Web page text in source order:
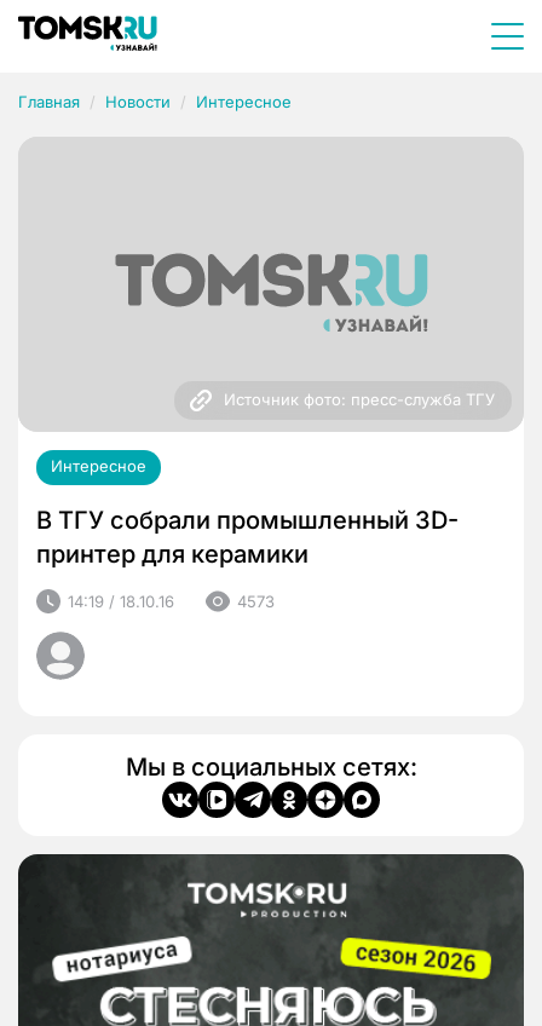
Главная Новости Интересное
Источник фото: пресс-служба ТГУ
Интересное
В ТГУ собрали промышленный 3D-
принтер для керамики
14:19 / 18.10.16 4573
Мы в социальных сетях: